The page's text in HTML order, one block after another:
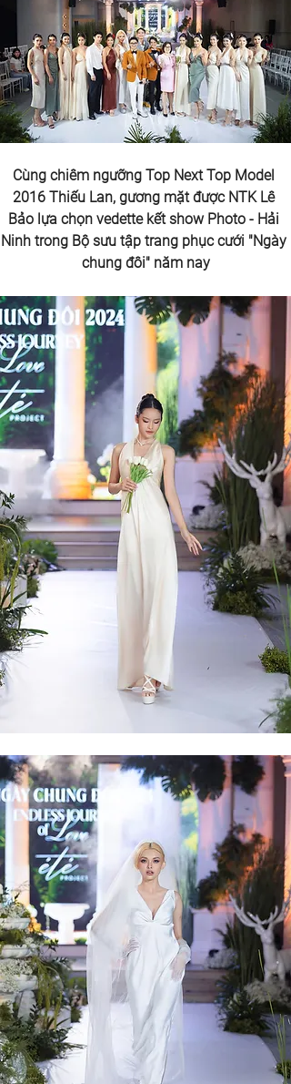
Cùng chiêm ngưỡng Top Next Top Model
2016 Thiếu Lan, gương mặt được NTK Lê
Bảo lựa chọn vedette kết show Photo - Hải
Ninh trong Bộ sưu tập trang phục cưới "Ngày
chung đôi" năm nay